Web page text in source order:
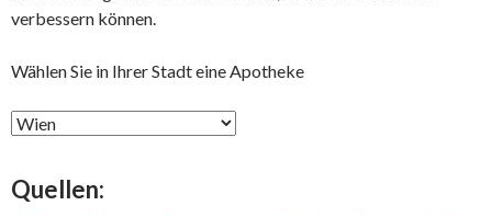
verbessern können.
Wählen Sie in Ihrer Stadt eine Apotheke
Quellen: